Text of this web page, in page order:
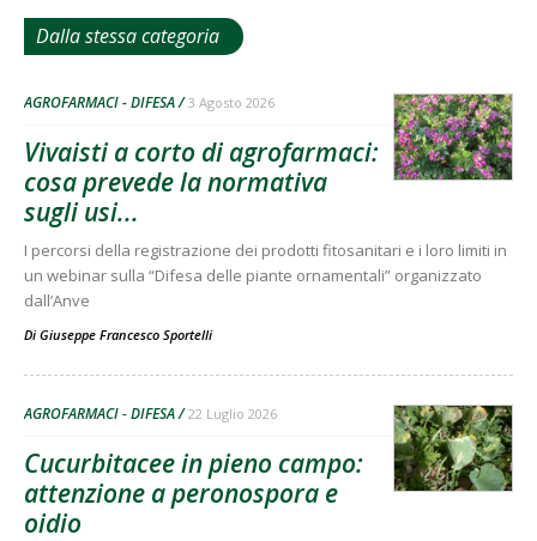
Dalla stessa categoria
AGROFARMACI - DIFESA 3 Agosto 2026
Vivaisti a corto di agrofarmaci:
cosa prevede la normativa
sugli usi...
I percorsi della registrazione dei prodotti fitosanitari e i loro limiti in
un webinar sulla “Difesa delle piante ornamentali” organizzato
dall’Anve
Di Giuseppe Francesco Sportelli
AGROFARMACI - DIFESA 22 Luglio 2026
Cucurbitacee in pieno campo:
attenzione a peronospora e
oidio